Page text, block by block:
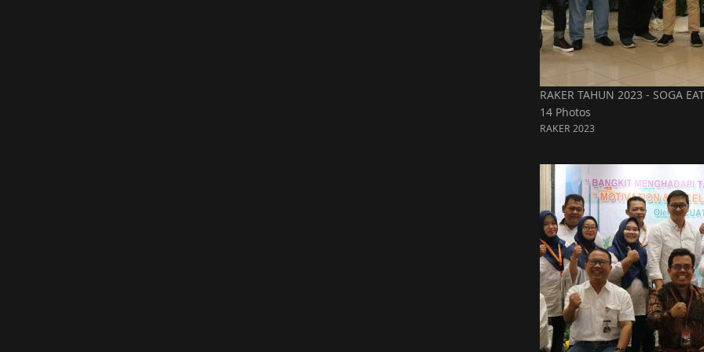
RAKER TAHUN 2023 - SOGA
14 Photos
RAKER 2023